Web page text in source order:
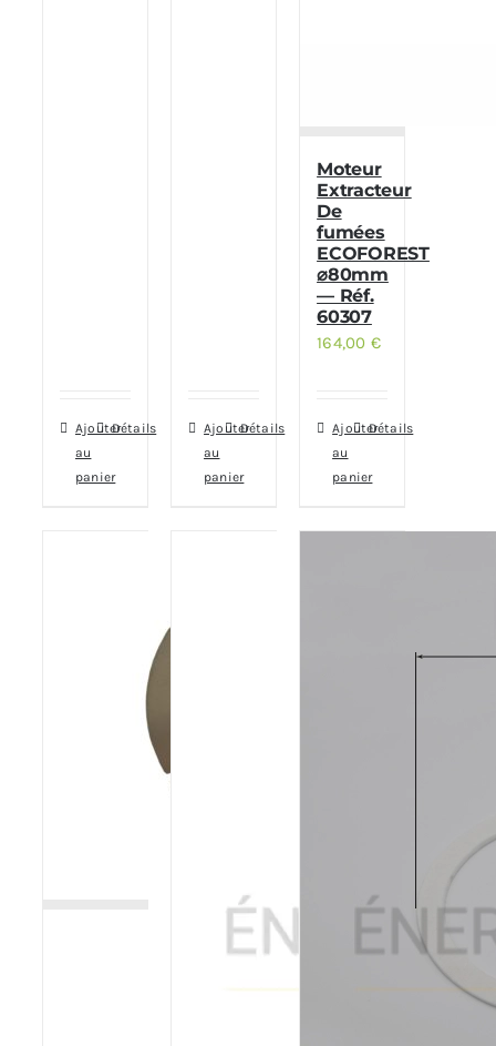
Ajouter
au
panier
Détails
Ajouter
au
panier
Détails
Moteur
Extracteur
De
fumées
ECOFOREST
⌀80mm
— Réf.
60307
164,00 €
Ajouter
au
panier
Détails